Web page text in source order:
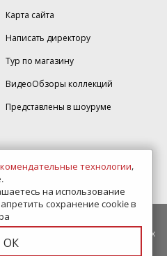
Карта сайта
Написать директору
Тур по магазину
ВидеоОбзоры коллекций
Представлены в шоуруме
"Шоколад" (РИО) Реутов, -1
данный интернет-сайт носит
характер и ни при каких условиях
размещенные на сайте, не
технологии,
на использование
сохранение cookie в
ОК